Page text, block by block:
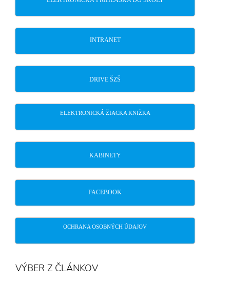
INTRANET
DRIVE ŠZŠ
ELEKTRONICKÁ ŽIACKA KNIŽKA
KABINETY
FACEBOOK
OCHRANA OSOBNÝCH ÚDAJOV
VÝBER Z ČLÁNKOV